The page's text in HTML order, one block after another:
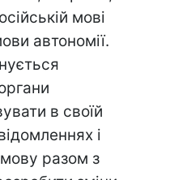
мові
автономії.
в своїй
і
мову разом з